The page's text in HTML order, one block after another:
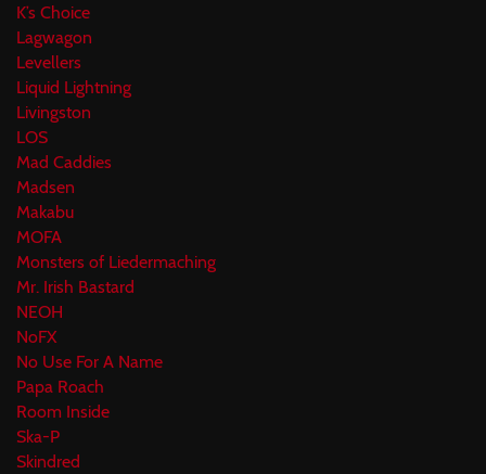
K’s Choice
Lagwagon
Levellers
Liquid Lightning
Livingston
LOS
Mad Caddies
Madsen
Makabu
MOFA
Monsters of Liedermaching
Mr. Irish Bastard
NEOH
NoFX
No Use For A Name
Papa Roach
Room Inside
Ska-P
Skindred